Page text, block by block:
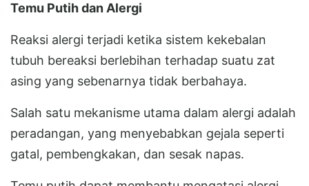
Temu Putih dan Alergi
Reaksi alergi terjadi ketika sistem kekebalan
tubuh bereaksi berlebihan terhadap suatu zat
asing yang sebenarnya tidak berbahaya.
Salah satu mekanisme utama dalam alergi adalah
peradangan, yang menyebabkan gejala seperti
gatal, pembengkakan, dan sesak napas.